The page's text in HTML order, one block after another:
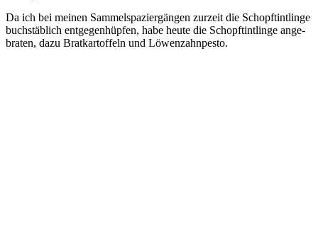
Da ich bei mei­nen Sam­mel­spa­zier­gän­gen zur­zeit die Schopftint­lin­ge
buch­stäb­lich ent­ge­gen­hüp­fen, habe heu­te die Schopftint­lin­ge ange­
bra­ten, dazu Brat­kar­tof­feln und Löwenzahnpesto.